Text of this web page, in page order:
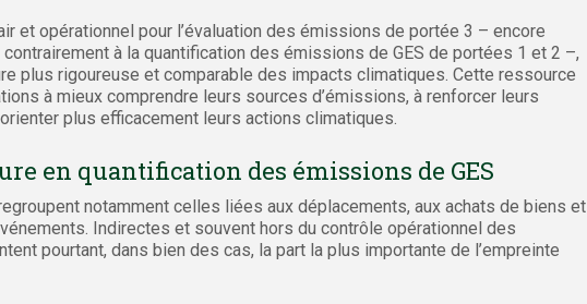
et opérationnel pour l’évaluation des émissions de portée 3 – encore
à la quantification des émissions de GES de portées 1 et 2 –,
plus rigoureuse et comparable des impacts climatiques. Cette ressource
à mieux comprendre leurs sources d’émissions, à renforcer leurs
plus efficacement leurs actions climatiques.
en quantification des émissions de GES
notamment celles liées aux déplacements, aux achats de biens et
Indirectes et souvent hors du contrôle opérationnel des
pourtant, dans bien des cas, la part la plus importante de l’empreinte